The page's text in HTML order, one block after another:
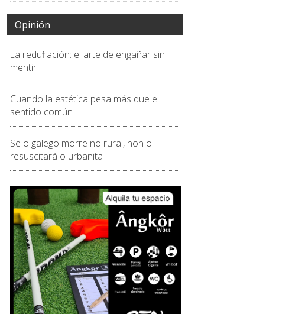
Opinión
La reduflación: el arte de engañar sin
mentir
Cuando la estética pesa más que el
sentido común
Se o galego morre no rural, non o
resuscitará o urbanita